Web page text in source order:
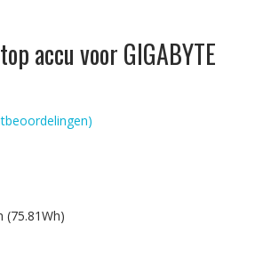
accu voor GIGABYTE
(75.81Wh)